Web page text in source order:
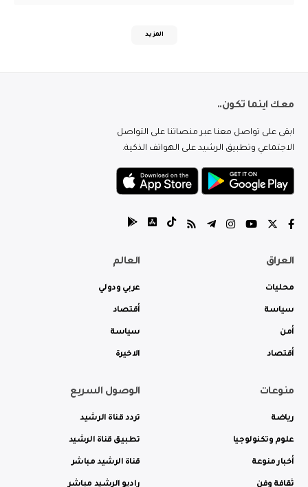
المزيد
معك اينما تكون..
ابقى على تواصل معنا عبر منصاتنا على التواصل
الاجتماعي وتطبيق الرشيد على الهواتف الذكية.
العراق
محليات
سياسة
أمن
أقتصاد
العالم
عربي ودولي
أقتصاد
سياسة
الاخيرة
منوعات
رياضة
علوم وتكنولوجيا
أخبار منوعة
ثقافة وفن
الوصول السريع
تردد قناة الرشيد
تطبيق قناة الرشيد
قناة الرشيد مباشر
راديو الرشيد مباشر